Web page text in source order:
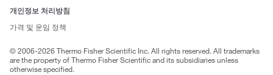
브랜드
개인정보 처리방침
가격 및 운임 정책
© 2006-2026 Thermo Fisher Scientific Inc. All rights reserved. All trademarks
are the property of Thermo Fisher Scientific and its subsidiaries unless
otherwise specified.